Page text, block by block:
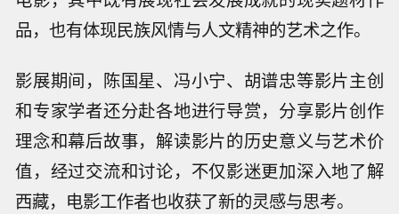
品，也有体现民族风情与人文精神的艺术之作。
影展期间，陈国星、冯小宁、胡谱忠等影片主创
和专家学者还分赴各地进行导赏，分享影片创作
理念和幕后故事，解读影片的历史意义与艺术价
值，经过交流和讨论，不仅影迷更加深入地了解
西藏，电影工作者也收获了新的灵感与思考。